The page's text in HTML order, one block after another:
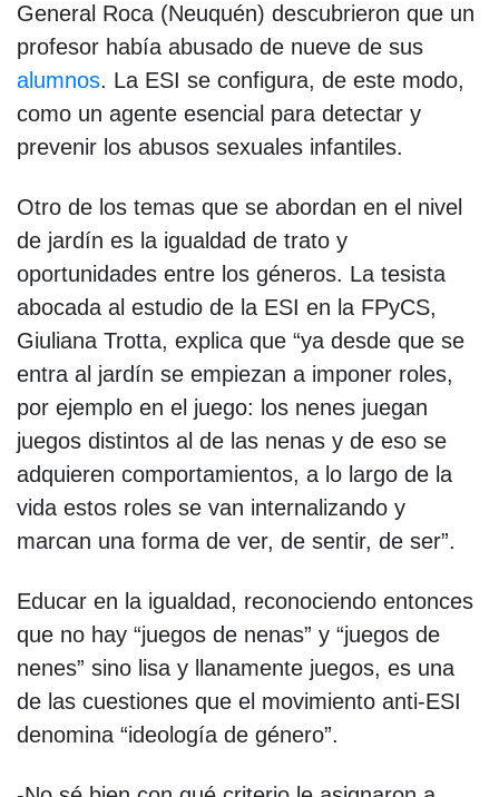
General Roca (Neuquén) descubrieron que un
profesor había abusado de nueve de sus
alumnos. La ESI se configura, de este modo,
como un agente esencial para detectar y
prevenir los abusos sexuales infantiles.
Otro de los temas que se abordan en el nivel
de jardín es la igualdad de trato y
oportunidades entre los géneros. La tesista
abocada al estudio de la ESI en la FPyCS,
Giuliana Trotta, explica que “ya desde que se
entra al jardín se empiezan a imponer roles,
por ejemplo en el juego: los nenes juegan
juegos distintos al de las nenas y de eso se
adquieren comportamientos, a lo largo de la
vida estos roles se van internalizando y
marcan una forma de ver, de sentir, de ser”.
Educar en la igualdad, reconociendo entonces
que no hay “juegos de nenas” y “juegos de
nenes” sino lisa y llanamente juegos, es una
de las cuestiones que el movimiento anti-ESI
denomina “ideología de género”.